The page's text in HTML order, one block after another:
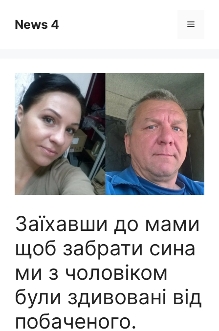
contentNews 4 Menu
Заїхавши до мами
щоб забрати сина
ми з чоловіком
були здивовані від
побаченого.